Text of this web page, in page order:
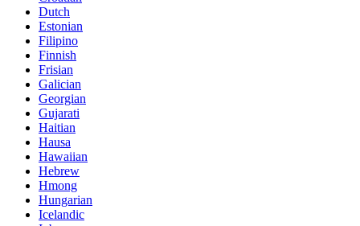
Dutch
Estonian
Filipino
Finnish
Frisian
Galician
Georgian
Gujarati
Haitian
Hausa
Hawaiian
Hebrew
Hmong
Hungarian
Icelandic